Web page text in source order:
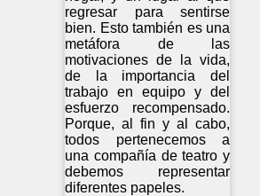
regresar para sentirse
bien. Esto también es una
metáfora de las
motivaciones de la vida,
de la importancia del
trabajo en equipo y del
esfuerzo recompensado.
Porque, al fin y al cabo,
todos pertenecemos a
una compañía de teatro y
debemos representar
diferentes papeles.